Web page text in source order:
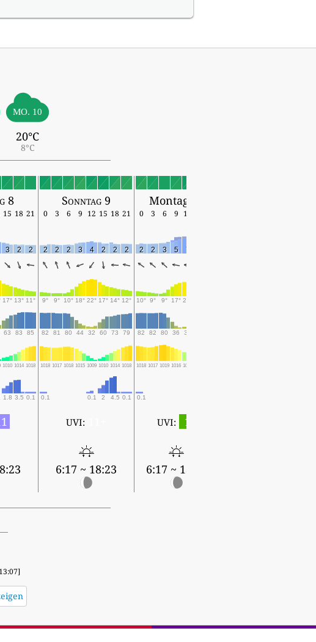
MO. 10
20°C
8°C
8 Sonntag 9 Montag 10
15 18 21 0 3 6 9 12 15 18 21 0 3 6 9 12
3 2 2 2 2 2 3 4 2 2 2 2 2 3 5 7
17° 13° 11° 9° 9° 10° 18° 22° 17° 14° 12° 10° 9° 9° 17° 20°
63 83 85 82 81 80 44 32 60 73 79 82 82 80 36 32
1010 1014 1018 1018 1017 1018 1015 1009 1010 1014 1018 1018 1017 1019 1016 1012
1.8 3.5 0.1 0.1 0.1 2 4.5 0.1 0.1
UVI:
6:17 ~ 18:23
UVI: 1
6:17 ~ 18:23